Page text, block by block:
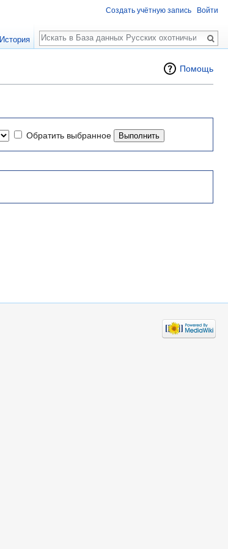
Помощь
Обратить выбранное
Создать учётную запись Войти
История
Поиск